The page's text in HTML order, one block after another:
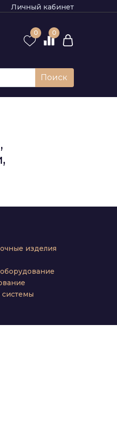
Личный кабинет
0 0
Поиск
изделия